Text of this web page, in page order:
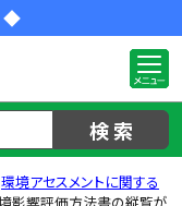
◆
検 索
環境アセスメントに関する